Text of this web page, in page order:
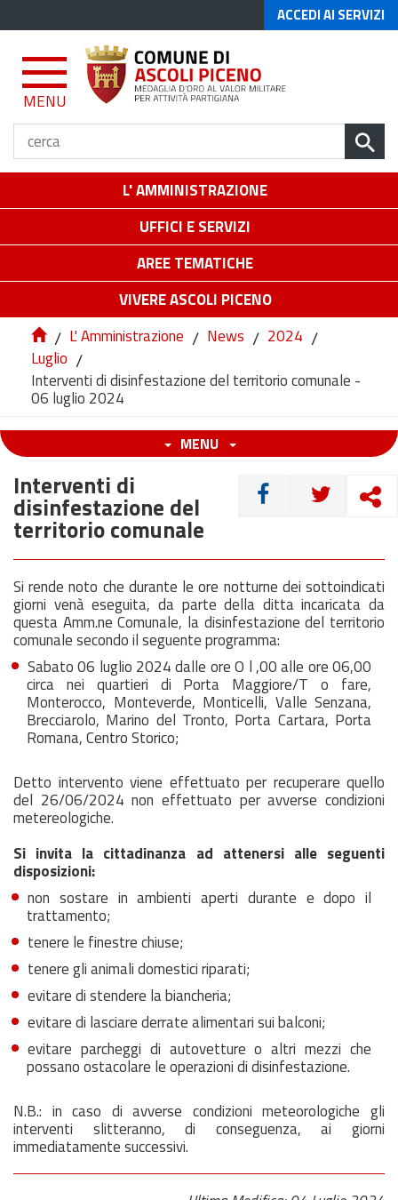
ACCEDI AI SERVIZI
MENU
L' AMMINISTRAZIONE
UFFICI E SERVIZI
AREE TEMATICHE
VIVERE ASCOLI PICENO
/ L' Amministrazione / News / 2024 /
Luglio /
Interventi di disinfestazione del territorio comunale -
06 luglio 2024
MENU
CONDIVIDI
Interventi di
disinfestazione del
territorio comunale
Si rende noto che durante le ore notturne dei sottoindicati
giorni venà eseguita, da parte della ditta incaricata da
questa Amm.ne Comunale, la disinfestazione del territorio
comunale secondo il seguente programma:
Sabato 06 luglio 2024 dalle ore O l ,00 alle ore 06,00
circa nei quartieri di Porta Maggiore/T o fare,
Monterocco, Monteverde, Monticelli, Valle Senzana,
Brecciarolo, Marino del Tronto, Porta Cartara, Porta
Romana, Centro Storico;
Detto intervento viene effettuato per recuperare quello
del 26/06/2024 non effettuato per avverse condizioni
metereologiche.
Si invita la cittadinanza ad attenersi alle seguenti
disposizioni:
non sostare in ambienti aperti durante e dopo il
trattamento;
tenere le finestre chiuse;
tenere gli animali domestici riparati;
evitare di stendere la biancheria;
evitare di lasciare derrate alimentari sui balconi;
evitare parcheggi di autovetture o altri mezzi che
possano ostacolare le operazioni di disinfestazione.
N.B.: in caso di avverse condizioni meteorologiche gli
interventi slitteranno, di conseguenza, ai giorni
immediatamente successivi.